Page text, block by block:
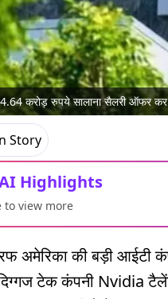
4.64 करोड़ रुपये सालाना सैलरी ऑफर
Story
Highlights
to view more
अमेरिका की बड़ी आईटी
टेक कंपनी Nvidia